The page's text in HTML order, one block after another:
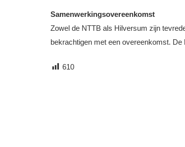
Samenwerkingsovereenkomst
Zowel de NTTB als Hilversum zijn
bekrachtigen met een overeenkomst.
610